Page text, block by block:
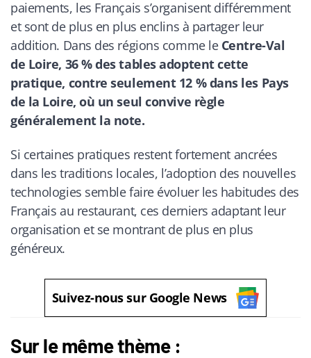
paiements, les Français s’organisent différemment
et sont de plus en plus enclins à partager leur
addition. Dans des régions comme le Centre-Val
de Loire, 36 % des tables adoptent cette
pratique, contre seulement 12 % dans les Pays
de la Loire, où un seul convive règle
généralement la note.
Si certaines pratiques restent fortement ancrées
dans les traditions locales, l’adoption des nouvelles
technologies semble faire évoluer les habitudes des
Français au restaurant, ces derniers adaptant leur
organisation et se montrant de plus en plus
généreux.
Suivez-nous sur Google News
Sur le même thème :